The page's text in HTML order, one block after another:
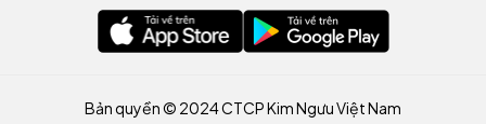
Bản quyền © 2024 CTCP Kim Ngưu Việt Nam